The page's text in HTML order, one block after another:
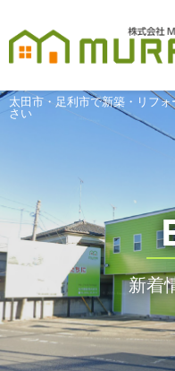
太田市・足利市で新築・リフ
さい
新着